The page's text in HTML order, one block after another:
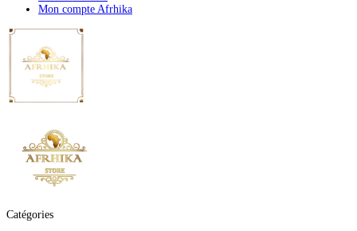
Mon compte Afrhika
Catégories